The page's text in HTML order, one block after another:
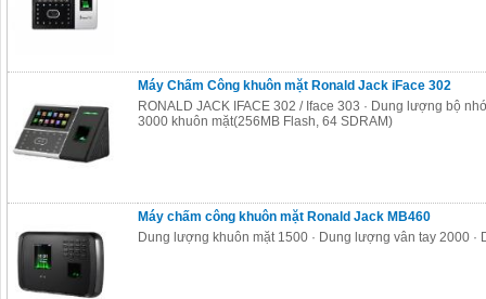
Máy Chấm Công khuôn mặt Ronald Jack iFace 302
RONALD JACK IFACE 302 / Iface 303 · Dung lượng bộ
3000 khuôn mặt(256MB Flash, 64 SDRAM)
Máy chấm công khuôn mặt Ronald Jack MB460
Dung lượng khuôn mặt 1500 · Dung lượng vân tay 2000 ·